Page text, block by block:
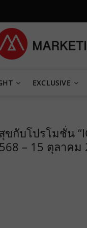
EXCLUSIVE
กับโปรโมชั่น
– 15 ตุลาคม